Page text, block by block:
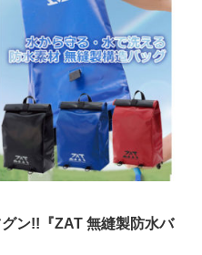
ン!!『ZAT 無縫製防水バ